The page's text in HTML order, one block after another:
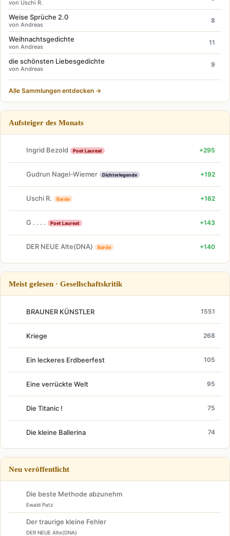
von Uschi R.
Weise Sprüche 2.0
von Andreas
8
Weihnachtsgedichte
von Andreas
11
die schönsten Liebesgedichte
von Andreas
9
Alle Sammlungen entdecken →
Aufsteiger des Monats
Ingrid Bezold Poet Laureat +295
Gudrun Nagel-Wiemer Dichterlegende +192
Uschi R. Barde +162
G . . . . Poet Laureat +143
DER NEUE Alte(DNA) Barde +140
Meist gelesen · Gesellschaftskritik
BRAUNER KÜNSTLER 1551
Kriege 268
Ein leckeres Erdbeerfest 105
Eine verrückte Welt 95
Die Titanic ! 75
Die kleine Ballerina 74
Neu veröffentlicht
Die beste Methode abzunehm
Ewald Patz
Der traurige kleine Fehler
DER NEUE Alte(DNA)